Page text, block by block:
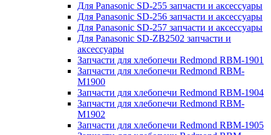
Для Panasonic SD-255 запчасти и аксессуары
Для Panasonic SD-256 запчасти и аксессуары
Для Panasonic SD-257 запчасти и аксессуары
Для Panasonic SD-ZB2502 запчасти и
аксессуары
Запчасти для хлебопечи Redmond RBM-1901
Запчасти для хлебопечи Redmond RBM-
M1900
Запчасти для хлебопечи Redmond RBM-1904
Запчасти для хлебопечи Redmond RBM-
M1902
Запчасти для хлебопечи Redmond RBM-1905